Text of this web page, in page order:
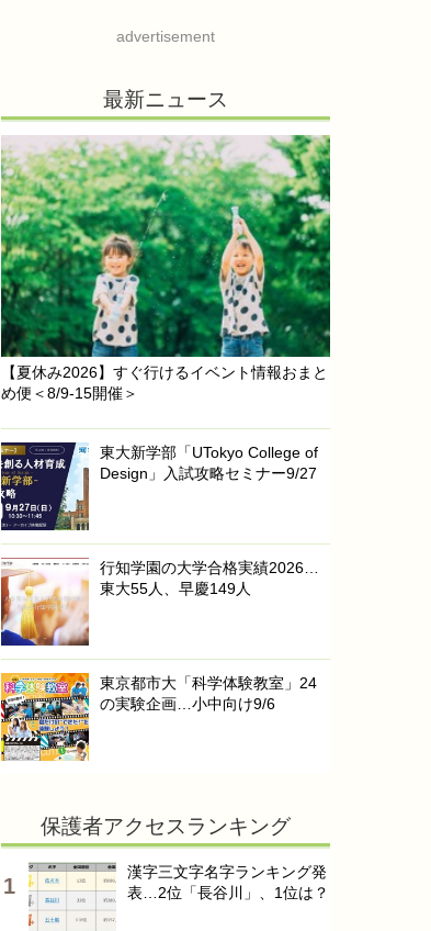
advertisement
最新ニュース
【夏休み2026】すぐ行けるイベント情報おまと
め便＜8/9-15開催＞
東大新学部「UTokyo College of
Design」入試攻略セミナー9/27
行知学園の大学合格実績2026…
東大55人、早慶149人
東京都市大「科学体験教室」24
の実験企画…小中向け9/6
保護者アクセスランキング
漢字三文字名字ランキング発
表…2位「長谷川」、1位は？